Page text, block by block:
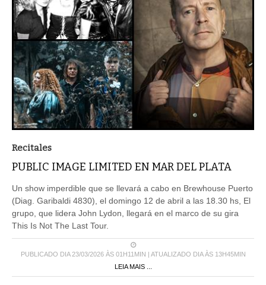
Recitales
PUBLIC IMAGE LIMITED EN MAR DEL PLATA
Un show imperdible que se llevará a cabo en Brewhouse Puerto
(Diag. Garibaldi 4830), el domingo 12 de abril a las 18.30 hs, El
grupo, que lidera John Lydon, llegará en el marco de su gira
This Is Not The Last Tour.
PUBLICADO DIA 23/03/2026 ÀS 01H11MIN | ATUALIZADO DIA ÀS 13H45MIN
LEIA MAIS ...